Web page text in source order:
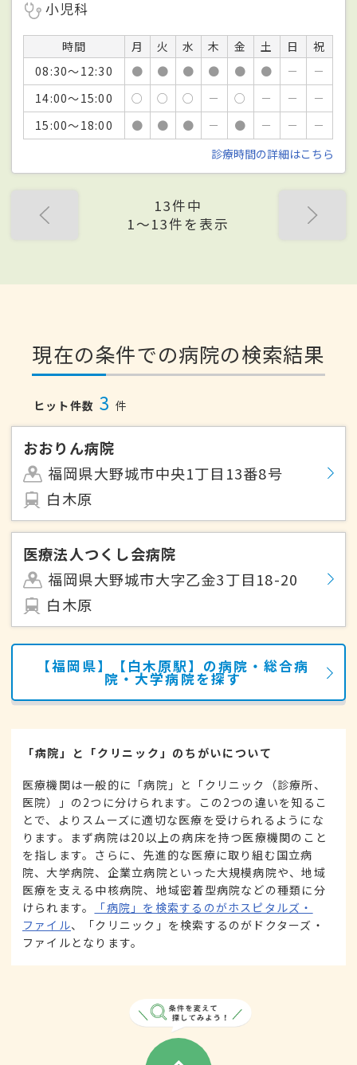
小児科
時間 月 火 水 木 金 土 日
祝
08:30～12:30
● ● ● ● ● ● －
－
14:00～15:00
○ ○ ○ － ○ － －
－
15:00～18:00
● ● ● － ● － －
－
診療時間の詳細はこちら
13件中
1〜13件を表示
現在の条件での病院の検索結果
ヒット件数 3 件
おおりん病院
福岡県大野城市中央1丁目13番8号
白木原
医療法人つくし会病院
福岡県大野城市大字乙金3丁目18-20
白木原
【福岡県】【白木原駅】の病院・総合病
院・大学病院を探す
「病院」と「クリニック」のちがいについて
医療機関は一般的に「病院」と「クリニック（診療所、
医院）」の2つに分けられます。この2つの違いを知るこ
とで、よりスムーズに適切な医療を受けられるようにな
ります。まず病院は20以上の病床を持つ医療機関のこと
を指します。さらに、先進的な医療に取り組む国立病
院、大学病院、企業立病院といった大規模病院や、地域
医療を支える中核病院、地域密着型病院などの種類に分
けられます。
「病院」を検索するのがホスピタルズ・
ファイル、「クリニック」を検索するのがドクターズ・
ファイルとなります。